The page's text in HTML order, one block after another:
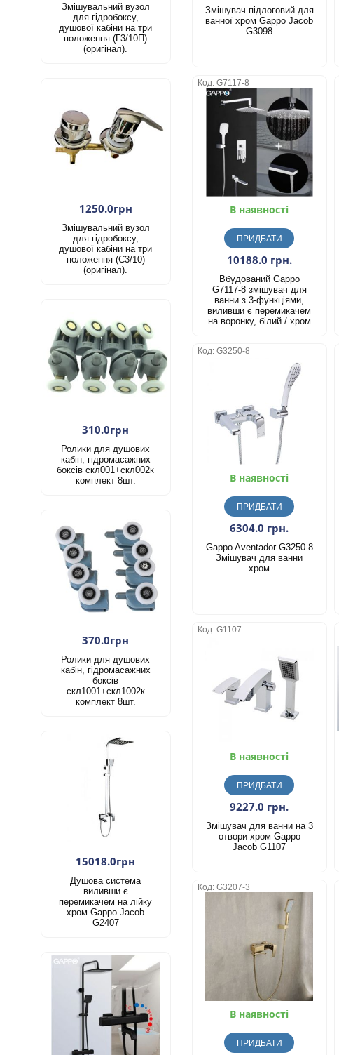
Змішувальний вузол
для гідробоксу,
душової кабіни на три
положення (Г3/10П)
(оригінал).
1250.0грн
Змішувальний вузол
для гідробоксу,
душової кабіни на три
положення (С3/10)
(оригінал).
310.0грн
Ролики для душових
кабін, гідромасажних
боксів скл001+скл002к
комплект 8шт.
370.0грн
Ролики для душових
кабін, гідромасажних
боксів
скл1001+скл1002к
комплект 8шт.
15018.0грн
Душова система
виливши є
перемикачем на лійку
хром Gappo Jacob
G2407
Змішувач підлоговий для
ванної хром Gappo Jacob
G3098
Код: G7117-8
В наявності
ПРИДБАТИ
10188.0 грн.
Вбудований Gappo
G7117-8 змішувач для
ванни з 3-функціями,
виливши є перемикачем
на воронку, білий / хром
Код: G3250-8
В наявності
ПРИДБАТИ
6304.0 грн.
Gappo Aventador G3250-8
Змішувач для ванни
хром
Код: G1107
В наявності
ПРИДБАТИ
9227.0 грн.
Змішувач для ванни на 3
отвори хром Gappo
Jacob G1107
Код: G3207-3
В наявності
ПРИДБАТИ